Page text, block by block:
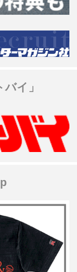
イ」